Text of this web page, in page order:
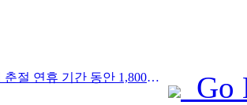
Prev:9일간의 춘절 연휴 기간 동안 1,800만 명 이상이 국내외를 왕래할 것으로 예상됩니다.
Go